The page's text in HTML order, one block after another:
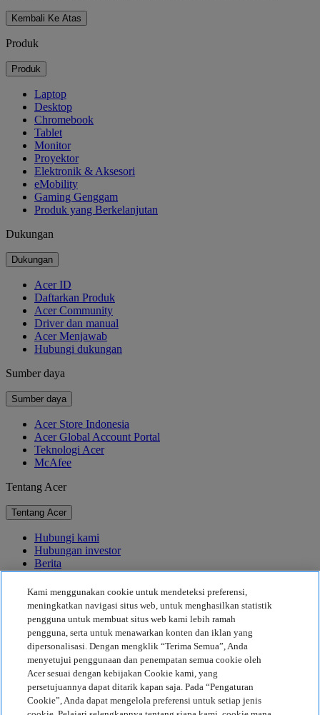
Kembali Ke Atas
Produk
Produk
Laptop
Desktop
Chromebook
Tablet
Monitor
Proyektor
Elektronik & Aksesori
eMobility
Gaming Genggam
Produk yang Berkelanjutan
Dukungan
Dukungan
Acer ID
Daftarkan Produk
Acer Community
Driver dan manual
Acer Menjawab
Hubungi dukungan
Sumber daya
Sumber daya
Acer Store Indonesia
Acer Global Account Portal
Teknologi Acer
McAfee
Tentang Acer
Tentang Acer
Hubungi kami
Hubungan investor
Berita
Penghargaan
Acara
Keberlanjutan
Keberlanjutan
Tanggung Jawab Sosial Perusahaan
Jejak Karbon Produk
Proyek Kemanusiaan
Earthion
Kami menggunakan cookie untuk mendeteksi preferensi,
meningkatkan navigasi situs web, untuk menghasilkan statistik
pengguna untuk membuat situs web kami lebih ramah
pengguna, serta untuk menawarkan konten dan iklan yang
dipersonalisasi. Dengan mengklik “Terima Semua”, Anda
menyetujui penggunaan dan penempatan semua cookie oleh
Acer sesuai dengan kebijakan Cookie kami, yang
persetujuannya dapat ditarik kapan saja. Pada “Pengaturan
Cookie”, Anda dapat mengelola preferensi untuk setiap jenis